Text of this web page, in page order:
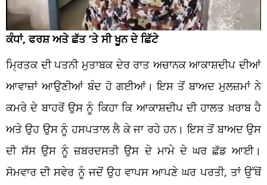
ਕੰਧਾਂ, ਫਰਸ਼ ਅਤੇ ਛੱਤ ‘ਤੇ ਸੀ ਖੂਨ ਦੇ ਛਿੱਟੇ
ਮ੍ਰਿਤਕ ਦੀ ਪਤਨੀ ਮੁਤਾਬਕ ਦੇਰ ਰਾਤ ਅਚਾਨਕ ਆਕਾਸ਼ਦੀਪ ਦੀਆਂ
ਆਵਾਜ਼ਾਂ ਆਉਣੀਆਂ ਬੰਦ ਹੋ ਗਈਆਂ। ਇਸ ਤੋਂ ਬਾਅਦ ਮੁਲਜ਼ਮਾਂ ਨੇ
ਕਮਰੇ ਦੇ ਬਾਹਰੋਂ ਉਸ ਨੂੰ ਕਿਹਾ ਕਿ ਆਕਾਸ਼ਦੀਪ ਦੀ ਹਾਲਤ ਖ਼ਰਾਬ ਹੈ
ਅਤੇ ਉਹ ਉਸ ਨੂੰ ਹਸਪਤਾਲ ਲੈ ਕੇ ਜਾ ਰਹੇ ਹਨ। ਇਸ ਤੋਂ ਬਾਅਦ ਉਸ
ਦੀ ਸੱਸ ਉਸ ਨੂੰ ਜ਼ਬਰਦਸਤੀ ਉਸ ਦੇ ਮਾਮੇ ਦੇ ਘਰ ਛੱਡ ਆਈ।
ਸੋਮਵਾਰ ਦੀ ਸਵੇਰ ਨੂੰ ਜਦੋਂ ਉਹ ਵਾਪਸ ਆਪਣੇ ਘਰ ਪਰਤੀ, ਤਾਂ ਉੱਥੋਂ